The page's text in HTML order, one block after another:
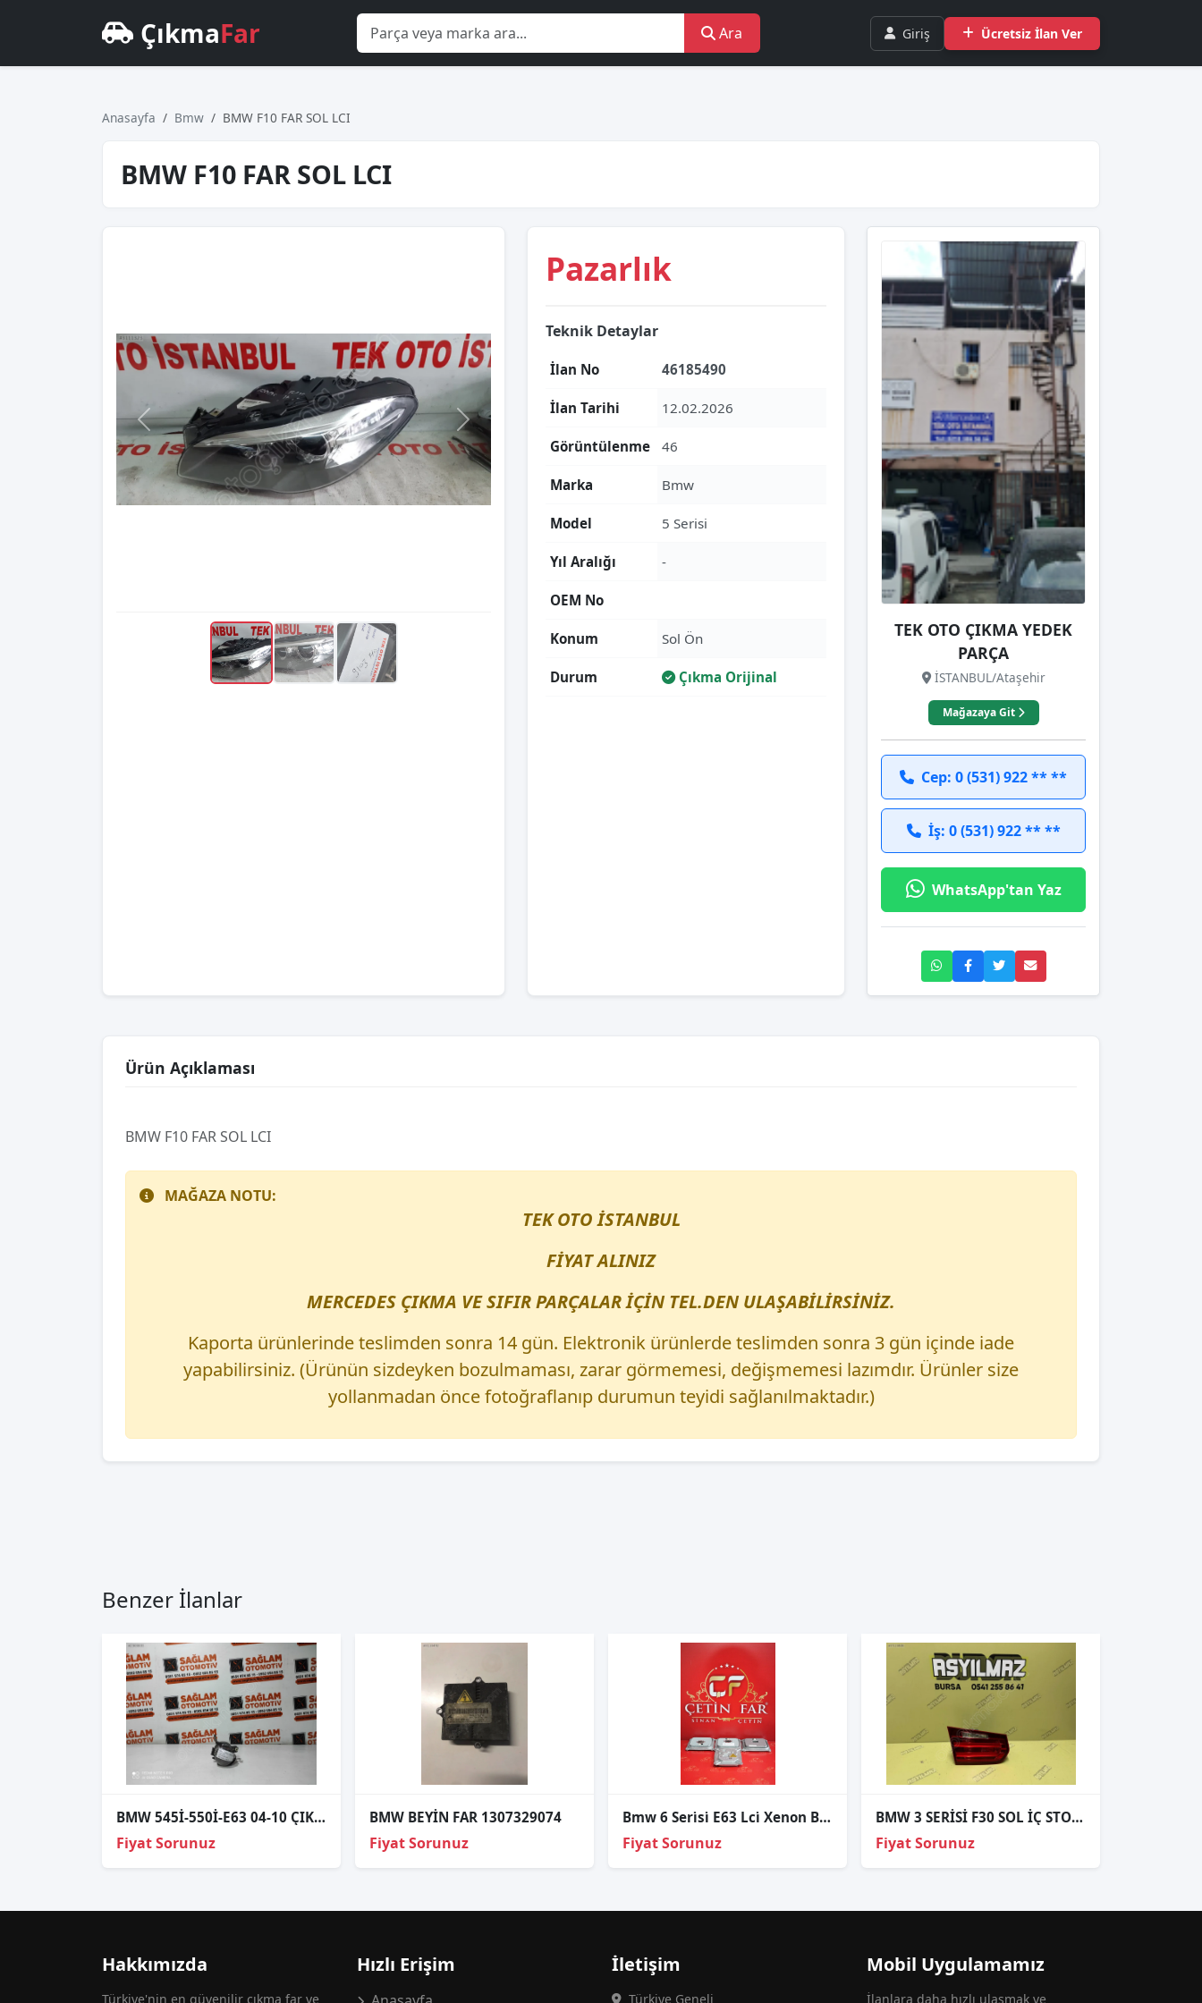
ÇıkmaFar Ara Giriş Ücretsiz İlan Ver
Anasayfa Bmw BMW F10 FAR SOL LCI
BMW F10 FAR SOL LCI
Pazarlık
Teknik Detaylar
İlan No 46185490
İlan Tarihi 12.02.2026
Görüntülenme 46
Marka Bmw
Model 5 Serisi
Yıl Aralığı -
OEM No
Konum Sol Ön
Durum Çıkma Orijinal
TEK OTO ÇIKMA YEDEK
PARÇA
İSTANBUL/Ataşehir
Mağazaya Git
Cep: 0 (531) 922 ** **
İş: 0 (531) 922 ** **
WhatsApp'tan Yaz
Ürün Açıklaması
BMW F10 FAR SOL LCI
MAĞAZA NOTU:
TEK OTO İSTANBUL
FİYAT ALINIZ
MERCEDES ÇIKMA VE SIFIR PARÇALAR İÇİN TEL.DEN ULAŞABİLİRSİNİZ.
Kaporta ürünlerinde teslimden sonra 14 gün. Elektronik ürünlerde teslimden sonra 3 gün içinde iade
yapabilirsiniz. (Ürünün sizdeyken bozulmaması, zarar görmemesi, değişmemesi lazımdır. Ürünler size
yollanmadan önce fotoğraflanıp durumun teyidi sağlanılmaktadır.)
Benzer İlanlar
BMW 545İ-550İ-E63 04-10 ÇIKMA SAĞ ÖN SİS FARI 616.01.000.01
Fiyat Sorunuz
BMW BEYİN FAR 1307329074
Fiyat Sorunuz
Bmw 6 Seri̇si̇ E63 Lci̇ Xenon Beyni̇ Sökme Orj
Fiyat Sorunuz
BMW 3 SERİSİ F30 SOL İÇ STOP ORJİNAL 3
Fiyat Sorunuz
Hakkımızda
Türkiye'nin en güvenilir çıkma far ve
Hızlı Erişim İletişim
Türkiye Geneli
Mobil Uygulamamız
İlanlara daha hızlı ulaşmak ve